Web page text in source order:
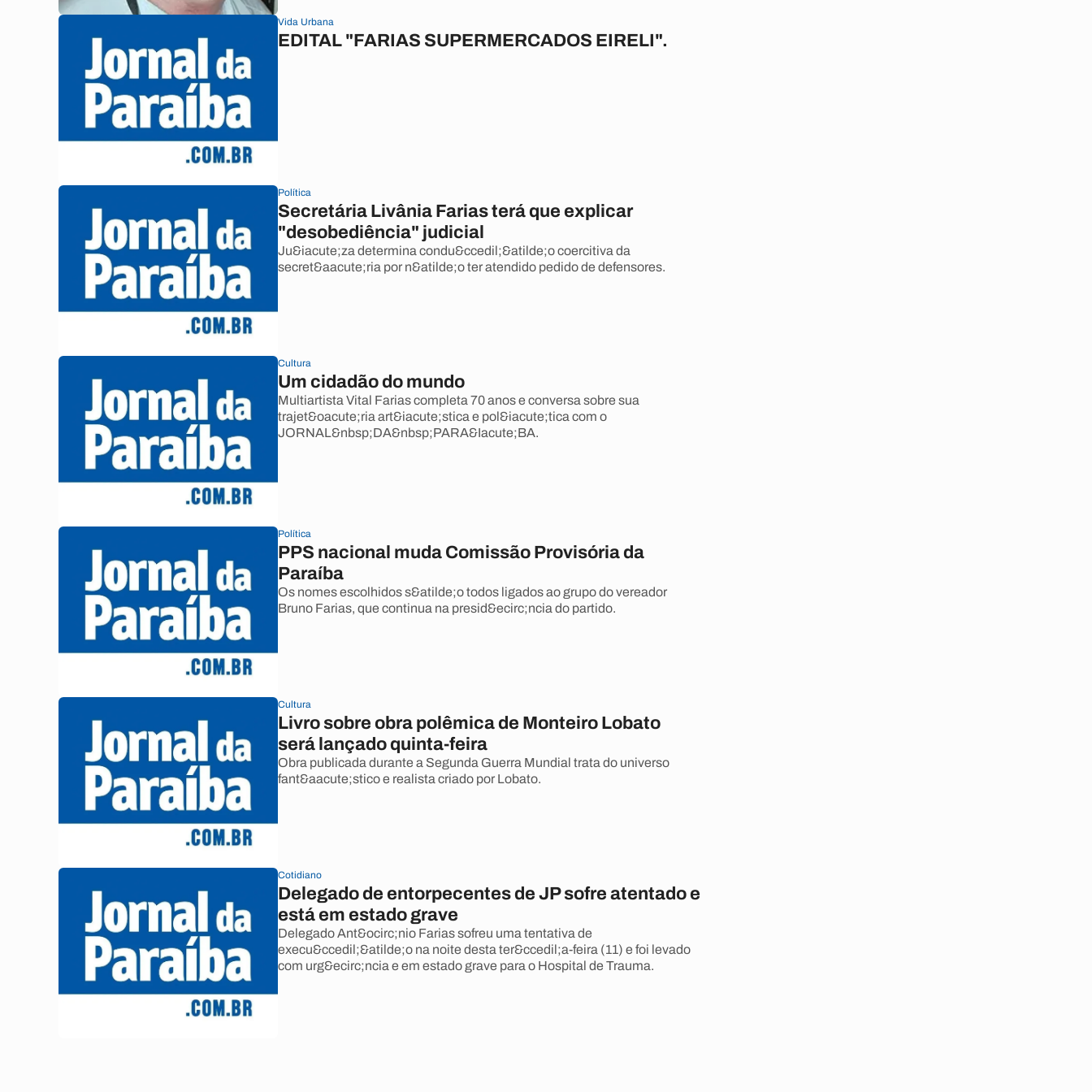
Vida Urbana
EDITAL "FARIAS SUPERMERCADOS EIRELI".
Política
Secretária Livânia Farias terá que explicar
"desobediência" judicial
Ju&iacute;za determina condu&ccedil;&atilde;o coercitiva da
secret&aacute;ria por n&atilde;o ter atendido pedido de defensores.
Cultura
Um cidadão do mundo
Multiartista Vital Farias completa 70 anos e conversa sobre sua
trajet&oacute;ria art&iacute;stica e pol&iacute;tica com o
JORNAL&nbsp;DA&nbsp;PARA&Iacute;BA.
Política
PPS nacional muda Comissão Provisória da
Paraíba
Os nomes escolhidos s&atilde;o todos ligados ao grupo do vereador
Bruno Farias, que continua na presid&ecirc;ncia do partido.
Cultura
Livro sobre obra polêmica de Monteiro Lobato
será lançado quinta-feira
Obra publicada durante a Segunda Guerra Mundial trata do universo
fant&aacute;stico e realista criado por Lobato.
Cotidiano
Delegado de entorpecentes de JP sofre atentado e
está em estado grave
Delegado Ant&ocirc;nio Farias sofreu uma tentativa de
execu&ccedil;&atilde;o na noite desta ter&ccedil;a-feira (11) e foi levado
com urg&ecirc;ncia e em estado grave para o Hospital de Trauma.